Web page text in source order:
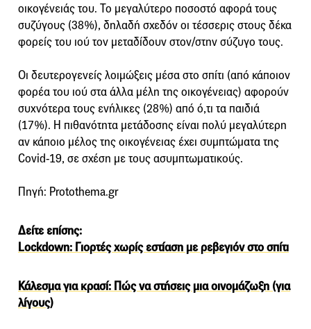
οικογένειάς του. Το μεγαλύτερο ποσοστό αφορά τους
συζύγους (38%), δηλαδή σχεδόν οι τέσσερις στους δέκα
φορείς του ιού τον μεταδίδουν στον/στην σύζυγο τους.
Οι δευτερογενείς λοιμώξεις μέσα στο σπίτι (από κάποιον
φορέα του ιού στα άλλα μέλη της οικογένειας) αφορούν
συχνότερα τους ενήλικες (28%) από ό,τι τα παιδιά
(17%). Η πιθανότητα μετάδοσης είναι πολύ μεγαλύτερη
αν κάποιο μέλος της οικογένειας έχει συμπτώματα της
Covid-19, σε σχέση με τους ασυμπτωματικούς.
Πηγή: Protothema.gr
Δείτε επίσης:
Lockdown: Γιορτές χωρίς εστίαση με ρεβεγιόν στο σπίτι
Κάλεσμα για κρασί: Πώς να στήσεις μια οινομάζωξη (για
λίγους)